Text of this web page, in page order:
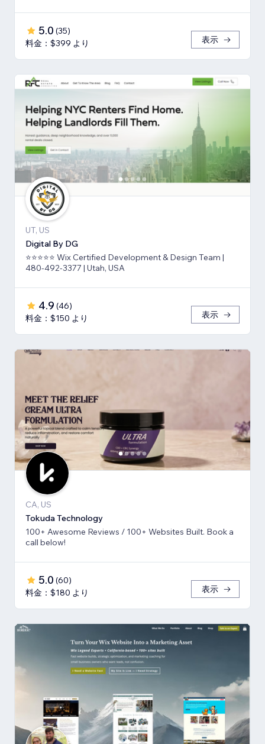
5.0 (35)
料金：$399 より
表示
UT, US
Digital By DG
⭐⭐⭐⭐⭐ Wix Certified Development & Design Team |
480-492-3377 | Utah, USA
4.9 (46)
料金：$150 より
表示
CA, US
Tokuda Technology
100+ Awesome Reviews / 100+ Websites Built. Book a
call below!
5.0 (60)
料金：$180 より
表示